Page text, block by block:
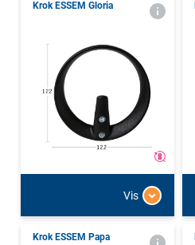
Krok ESSEM Gloria
Vis
Krok ESSEM Papa